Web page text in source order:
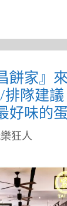
餅家』
隊建
好味的
狂人